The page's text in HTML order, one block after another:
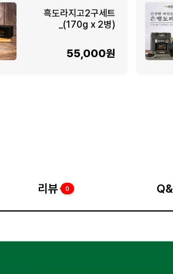
흑도라지고2구세트
_(170g x 2병)
55,000원
리뷰 0